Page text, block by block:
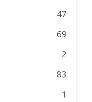
47
69
2
83
1